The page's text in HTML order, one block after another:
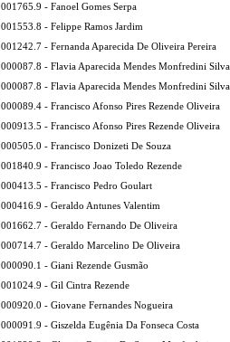
001765.9 - Fanoel Gomes Serpa
001553.8 - Felippe Ramos Jardim
001242.7 - Fernanda Aparecida De Oliveira Pereira
000087.8 - Flavia Aparecida Mendes Monfredini Silva
000087.8 - Flavia Aparecida Mendes Monfredini Silva
000089.4 - Francisco Afonso Pires Rezende Oliveira
000913.5 - Francisco Afonso Pires Rezende Oliveira
000505.0 - Francisco Donizeti De Souza
001840.9 - Francisco Joao Toledo Rezende
000413.5 - Francisco Pedro Goulart
000416.9 - Geraldo Antunes Valentim
001662.7 - Geraldo Fernando De Oliveira
000714.7 - Geraldo Marcelino De Oliveira
000090.1 - Giani Rezende Gusmão
001024.9 - Gil Cintra Rezende
000920.0 - Giovane Fernandes Nogueira
000091.9 - Giszelda Eugênia Da Fonseca Costa